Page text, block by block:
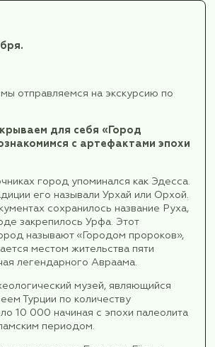
комплекс царя
в отель. Размещение
освобождаем номера,